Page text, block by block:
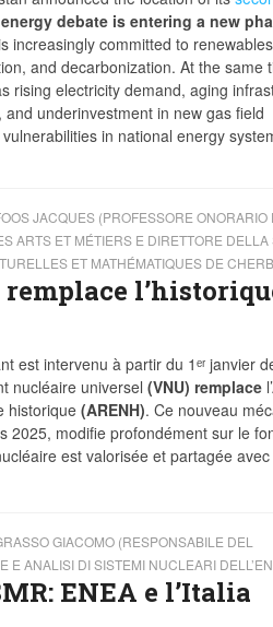
debate is entering a new
increasingly committed to renewables
and decarbonization. At the same
rising electricity demand, aging
underinvestment in new gas field
in national energy
JACQUES (PROFESSORE ONORARIO
ARTS ET MÉTIERS E DIRETTORE DELLA
ET MATHÉMATIQUES DE
est intervenu à partir du 1ᵉʳ janvier
nucléaire universel (VNU) remplace
historique(ARENH). Ce nouveau
2025, modifie profondément sur le
est valorisée et partagée avec
GIACOMO (RESPONSABILE DEL
E ANALISI DI SISTEMI NUCLEARI
ENEA e l’Italia